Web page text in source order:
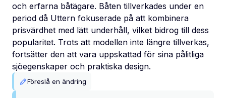
och erfarna båtägare. Båten tillverkades under en
period då Uttern fokuserade på att kombinera
prisvärdhet med lätt underhåll, vilket bidrog till dess
popularitet. Trots att modellen inte längre tillverkas,
fortsätter den att vara uppskattad för sina pålitliga
sjöegenskaper och praktiska design.
Föreslå en ändring